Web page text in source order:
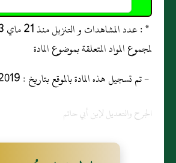
لمجموع المواد المتعلقة بموضوع المادة
- تم تسجيل هذه المادة بالموقع بتاريخ : 08/09/2019
الجرح والتعديل لإبن أبي حاتم